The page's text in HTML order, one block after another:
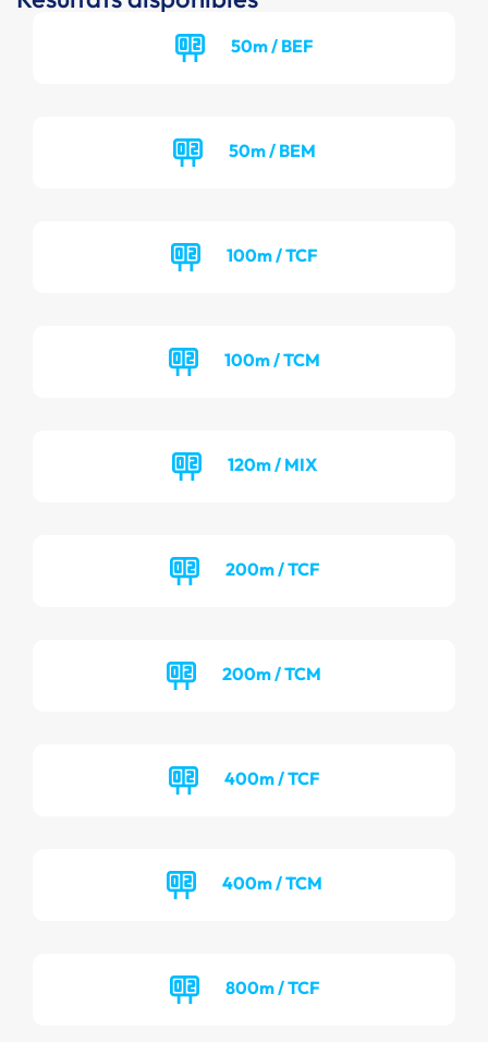
50m / BEF
50m / BEM
100m / TCF
100m / TCM
120m / MIX
200m / TCF
200m / TCM
400m / TCF
400m / TCM
800m / TCF